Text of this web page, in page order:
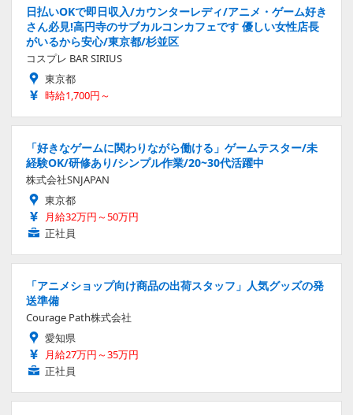
日払いOKで即日収入/カウンターレディ/アニメ・ゲーム好き
さん必見!高円寺のサブカルコンカフェです 優しい女性店長
がいるから安心/東京都/杉並区
コスプレ BAR SIRIUS
東京都
時給1,700円～
「好きなゲームに関わりながら働ける」ゲームテスター/未
経験OK/研修あり/シンプル作業/20~30代活躍中
株式会社SNJAPAN
東京都
月給32万円～50万円
正社員
「アニメショップ向け商品の出荷スタッフ」人気グッズの発
送準備
Courage Path株式会社
愛知県
月給27万円～35万円
正社員